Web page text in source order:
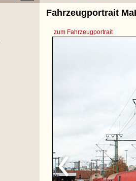
Fahrzeugportrait
zum Fahrzeugportrait